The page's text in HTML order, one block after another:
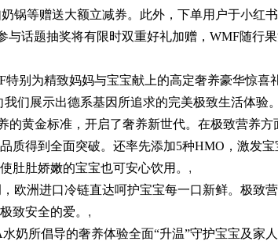
锅等赠送大额立减券。此外，下单用户于小红
与话题抽奖将有限时双重好礼加赠 ，WMF随行
特别为精致妈妈与宝宝献上的高定奢养豪华惊喜
们展示出德系基因所追求的完美极致生活体验。
的黄金标准，开启了奢养新世代。在极致营养方
质得到全面突破。还率先添加5种HMO ，激发
肚肚娇嫩的宝宝也可安心饮用。 ,
欧洲进口冷链直达呵护宝宝每一口新鲜。极致
致安全的爱。 ,
水奶所倡导的奢养体验全面“升温”守护宝宝及家人